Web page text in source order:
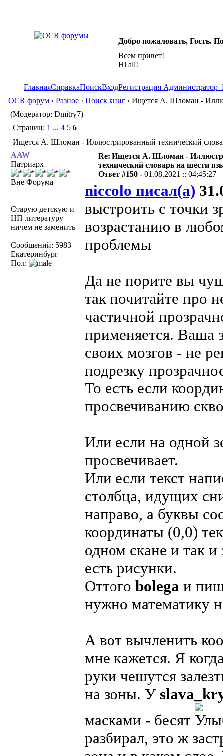
Добро пожаловать, Гость.
Всем привет!
Hi all!
ГлавнаяСправкаПоискВходРегистрация Администратор
OCR форум › Разное › Поиск книг › Ищется А. Шломан -
(Модератор: Dmitry7)
Страниц: 1 ... 4 5 6
Ищется А. Шломан - Иллюстрированный технический
AAW
Патриарх
Вне Форума
Старую детскую и
НП литературу
ничем не заменить
Сообщений: 5983
Екатеринбург
Пол:
Re: Ищется А. Шломан -
технический словарь на шести
Ответ #150 -01.08.2021 :: 04:45:27
niccolo писал(а)
выстроить с точки
возрастанию в
проблемы
Да не порите вы
так почитайте про
частичной
применяется. Ваша
своих мозгов - не
подрезку
То есть если
просвечиванию
Или если на одной
просвечивает.
Или если текст
столбца, идущих
направо, а буквы
координаты (0,0)
одном скане и так
есть рисунки.
Оттого bolega и
нужно математику
А вот вычленить
мне кажется. Я
руки чешутся
на зоны. У
масками - бесят
разбирал, это ж